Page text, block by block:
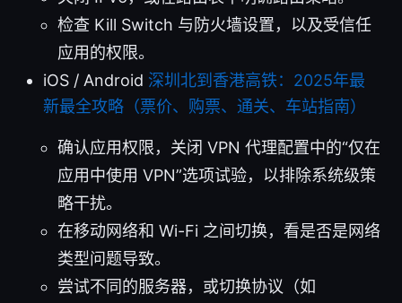
检查 Kill Switch 与防火墙设置，以及受信任
应用的权限。
iOS / Android 深圳北到香港高铁：2025年最
新最全攻略（票价、购票、通关、车站指南）
确认应用权限，关闭 VPN 代理配置中的“仅在
应用中使用 VPN”选项试验，以排除系统级策
略干扰。
在移动网络和 Wi-Fi 之间切换，看是否是网络
类型问题导致。
尝试不同的服务器，或切换协议（如